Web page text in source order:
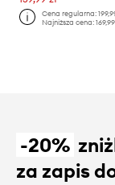
Cena regularna:
Najniższa cena:
-20%
za zapis